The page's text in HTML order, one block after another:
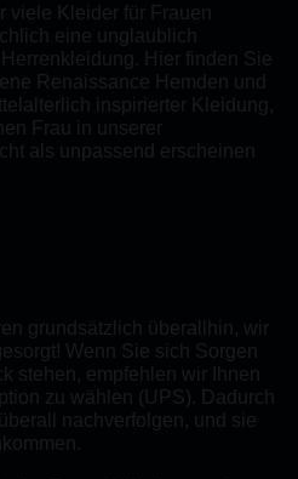
Kleider für Frauen
eine unglaublich
Hier finden Sie
Renaissance Hemden und
inspirierter Kleidung,
Frau in unserer
als unpassend erscheinen
grundsätzlich überallhin, wir
Wenn Sie sich Sorgen
stehen, empfehlen wir Ihnen
zu wählen (UPS). Dadurch
nachverfolgen, und sie